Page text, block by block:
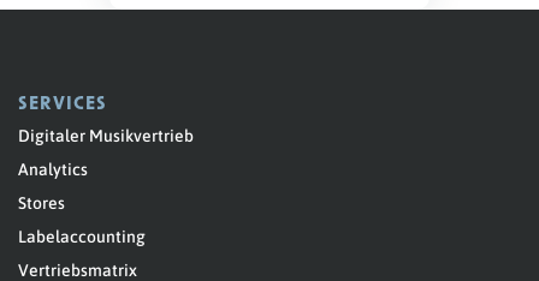
SERVICES
Digitaler Musikvertrieb
Analytics
Stores
Labelaccounting
Vertriebsmatrix